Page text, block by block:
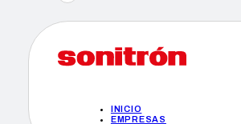
INICIO
EMPRESAS